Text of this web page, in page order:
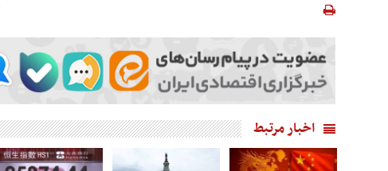
اخبار مرتبط